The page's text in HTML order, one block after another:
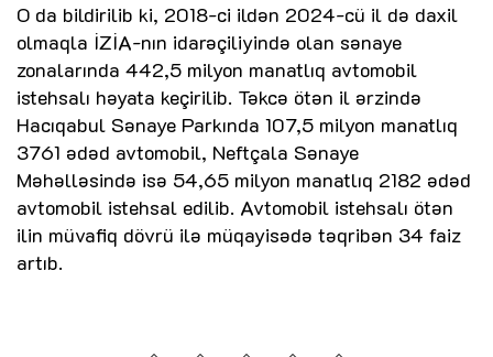
O da bildirilib ki, 2018-ci ildən 2024-cü il də daxil
olmaqla İZİA-nın idarəçiliyində olan sənaye
zonalarında 442,5 milyon manatlıq avtomobil
istehsalı həyata keçirilib. Təkcə ötən il ərzində
Hacıqabul Sənaye Parkında 107,5 milyon manatlıq
3761 ədəd avtomobil, Neftçala Sənaye
Məhəlləsində isə 54,65 milyon manatlıq 2182 ədəd
avtomobil istehsal edilib. Avtomobil istehsalı ötən
ilin müvafiq dövrü ilə müqayisədə təqribən 34 faiz
artıb.